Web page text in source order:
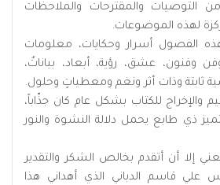
التوصيات والمقترحات والملاحظات
لهذه الموضوعات.
الفصول أسرار وحكايات، معلومات
وفنون، عشق، رؤية، أبعاد، بياناتٌ،
ثابتة وذات أثر ونغم ومعطياتٍ وحلول.
والإخراج للكتاب بشكل عام كان جذّاباً،
ذي طابع يحمل دلالة النشوة والنور
إلا أن أتقدم بخالص الشكر والتقدير
علي قاسم الدباني الذي أهداني هذا